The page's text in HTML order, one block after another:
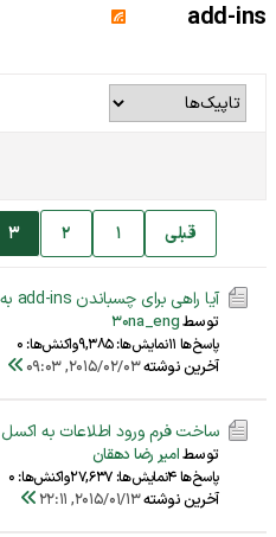
add-ins
قبلی 1
2
3
آیا راهی برای چسباندن add-ins به فایل اکسل وجود دارد؟
توسط30na_eng
پاسخ‌ها 11 نمایش‌ها: 9,385 واکنش‌ها: 0
آخرین نوشته2015/02/03, 09:03
ساخت فرم ورود اطلاعات به اکسل
توسطامیر رضا دهقان
پاسخ‌ها 4 نمایش‌ها: 27,637 واکنش‌ها: 0
آخرین نوشته2015/01/13, 22:11